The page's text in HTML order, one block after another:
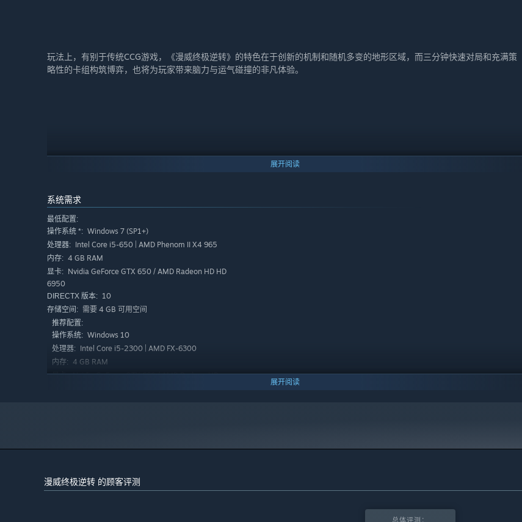
玩法上，有别于传统CCG游戏，《漫威终极逆转》的特色在于创新的机制和随机多变的地形区域，而三分钟快速对局和充满策
略性的卡组构筑博弈，也将为玩家带来脑力与运气碰撞的非凡体验。
展开阅读
系统需求
最低配置:
操作系统 *: Windows 7 (SP1+)
处理器: Intel Core i5-650 | AMD Phenom II X4 965
内存: 4 GB RAM
显卡: Nvidia GeForce GTX 650 / AMD Radeon HD HD
6950
DIRECTX 版本: 10
存储空间: 需要 4 GB 可用空间
推荐配置:
操作系统: Windows 10
处理器: Intel Core i5-2300 | AMD FX-6300
内存: 4 GB RAM
显卡: Nvidia GeForce GTX 660 / AMD Radeon HD
展开阅读
漫威终极逆转 的顾客评测
总体评测：